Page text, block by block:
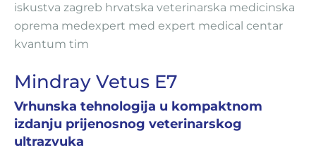
Mindray Vetus E7
Vrhunska tehnologija u kompaktnom
izdanju prijenosnog veterinarskog
ultrazvuka
Servis
Kontakt